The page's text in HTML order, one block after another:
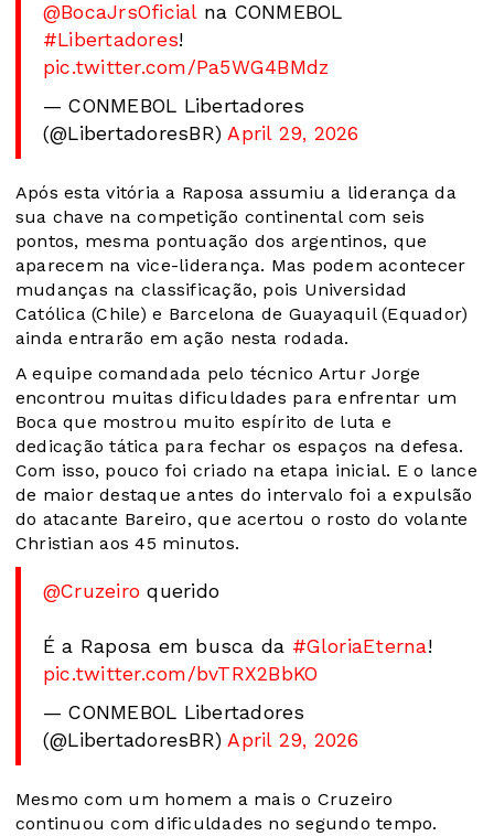
@BocaJrsOficialna CONMEBOL
#Libertadores!
pic.twitter.com/Pa5WG4BMdz
— CONMEBOL Libertadores
(@LibertadoresBR)April 29, 2026
Após esta vitória a Raposa assumiu a liderança da
sua chave na competição continental com seis
pontos, mesma pontuação dos argentinos, que
aparecem na vice-liderança. Mas podem acontecer
mudanças na classificação, pois Universidad
Católica (Chile) e Barcelona de Guayaquil (Equador)
ainda entrarão em ação nesta rodada.
A equipe comandada pelo técnico Artur Jorge
encontrou muitas dificuldades para enfrentar um
Boca que mostrou muito espírito de luta e
dedicação tática para fechar os espaços na defesa.
Com isso, pouco foi criado na etapa inicial. E o lance
de maior destaque antes do intervalo foi a expulsão
do atacante Bareiro, que acertou o rosto do volante
Christian aos 45 minutos.
@Cruzeiro querido
É a Raposa em busca da #GloriaEterna!
pic.twitter.com/bvTRX2BbKO
— CONMEBOL Libertadores
(@LibertadoresBR)April 29, 2026
Mesmo com um homem a mais o Cruzeiro
continuou com dificuldades no segundo tempo.